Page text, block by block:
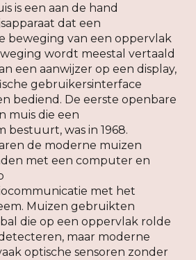
is een aan de hand
dat een
beweging van een oppervlak
wordt meestal vertaald
een aanwijzer op een display,
gebruikersinterface
bediend. De eerste openbare
muis die een
bestuurt, was in 1968.
de moderne muizen
met een computer en
met het
Muizen gebruikten
die op een oppervlak rolde
maar moderne
optische sensoren zonder